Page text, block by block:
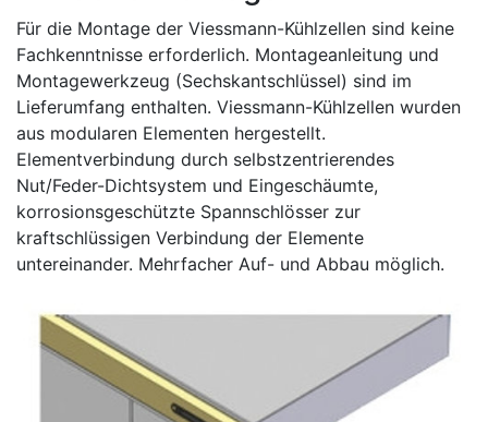
Für die Montage der Viessmann-Kühlzellen sind keine
Fachkenntnisse erforderlich. Montageanleitung und
Montagewerkzeug (Sechskantschlüssel) sind im
Lieferumfang enthalten. Viessmann-Kühlzellen wurden
aus modularen Elementen hergestellt.
Elementverbindung durch selbstzentrierendes
Nut/Feder-Dichtsystem und Eingeschäumte,
korrosionsgeschützte Spannschlösser zur
kraftschlüssigen Verbindung der Elemente
untereinander. Mehrfacher Auf- und Abbau möglich.